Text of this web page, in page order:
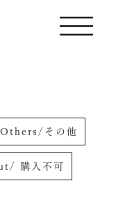
Others/その他
購入不可